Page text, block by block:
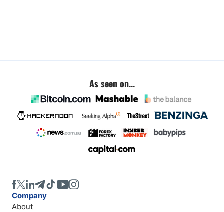
As seen on...
Company
About